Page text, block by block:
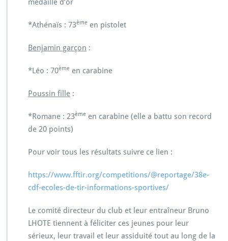
médaille d’or
*Athénaïs : 73ème en pistolet
Benjamin garçon :
*Léo : 70ème en carabine
Poussin fille :
*Romane : 23ème en carabine (elle a battu son record
de 20 points)
Pour voir tous les résultats suivre ce lien :
https://www.fftir.org/competitions/@reportage/38e-
cdf-ecoles-de-tir-informations-sportives/
Le comité directeur du club et leur entraîneur Bruno
LHOTE tiennent à féliciter ces jeunes pour leur
sérieux, leur travail et leur assiduité tout au long de la